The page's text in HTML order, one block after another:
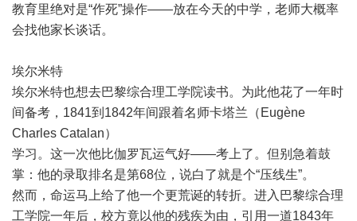
教育里绝对是“作死”操作——放在今天的中学，老师大概率
会找他家长谈话。
埃尔米特
埃尔米特也想去巴黎综合理工学院读书。为此他花了一年时
间备考，1841到1842年间跟着名师卡塔兰（Eugène
Charles Catalan）
学习。这一次他比伽罗瓦运气好——考上了。但别急着鼓
掌：他的录取排名是第68位，说白了就是个“压线生”。
然而，命运马上给了他一个更荒诞的转折。进入巴黎综合理
工学院一年后，校方竟以他的残疾为由，引用一道1843年